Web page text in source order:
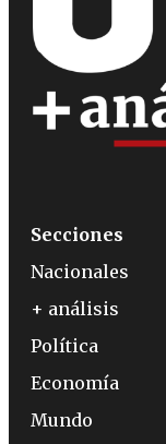
Secciones
Nacionales
+ análisis
Política
Economía
Mundo